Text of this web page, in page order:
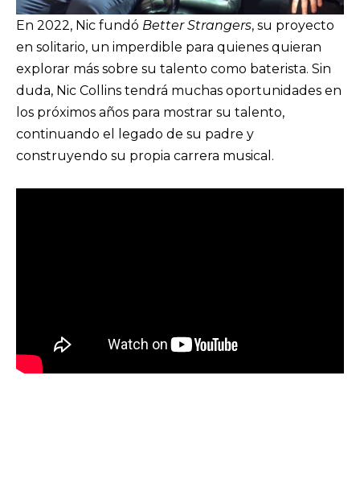
En 2022, Nic fundó Better Strangers, su proyecto
en solitario, un imperdible para quienes quieran
explorar más sobre su talento como baterista. Sin
duda, Nic Collins tendrá muchas oportunidades en
los próximos años para mostrar su talento,
continuando el legado de su padre y
construyendo su propia carrera musical.